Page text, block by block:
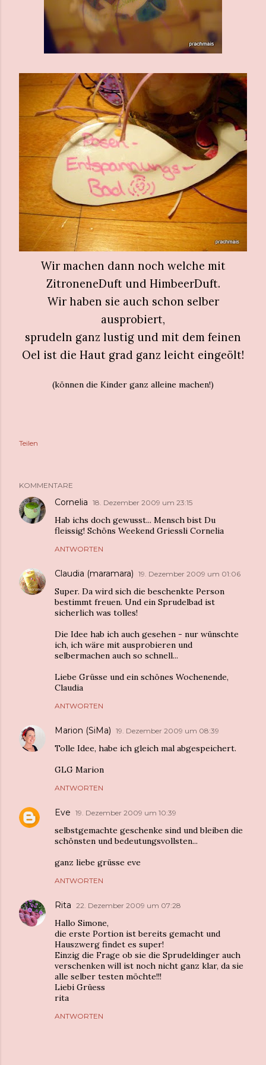
Wir machen dann noch welche mit
ZitroneneDuft und HimbeerDuft.
Wir haben sie auch schon selber
ausprobiert,
sprudeln ganz lustig und mit dem feinen
Oel ist die Haut grad ganz leicht eingeölt!
(können die Kinder ganz alleine machen!)
Teilen
KOMMENTARE
Cornelia 18. Dezember 2009 um 23:15
Hab ichs doch gewusst... Mensch bist Du
fleissig! Schöns Weekend Griessli Cornelia
ANTWORTEN
Claudia (maramara) 19. Dezember 2009 um 01:06
Super. Da wird sich die beschenkte Person
bestimmt freuen. Und ein Sprudelbad ist
sicherlich was tolles!
Die Idee hab ich auch gesehen - nur wünschte
ich, ich wäre mit ausprobieren und
selbermachen auch so schnell...
Liebe Grüsse und ein schönes Wochenende,
Claudia
ANTWORTEN
Marion (SiMa) 19. Dezember 2009 um 08:39
Tolle Idee, habe ich gleich mal abgespeichert.
GLG Marion
ANTWORTEN
Eve 19. Dezember 2009 um 10:39
selbstgemachte geschenke sind und bleiben die
schönsten und bedeutungsvollsten...
ganz liebe grüsse eve
ANTWORTEN
Rita 22. Dezember 2009 um 07:28
Hallo Simone,
die erste Portion ist bereits gemacht und
Hauszwerg findet es super!
Einzig die Frage ob sie die Sprudeldinger auch
verschenken will ist noch nicht ganz klar, da sie
alle selber testen möchte!!!
Liebi Grüess
rita
ANTWORTEN